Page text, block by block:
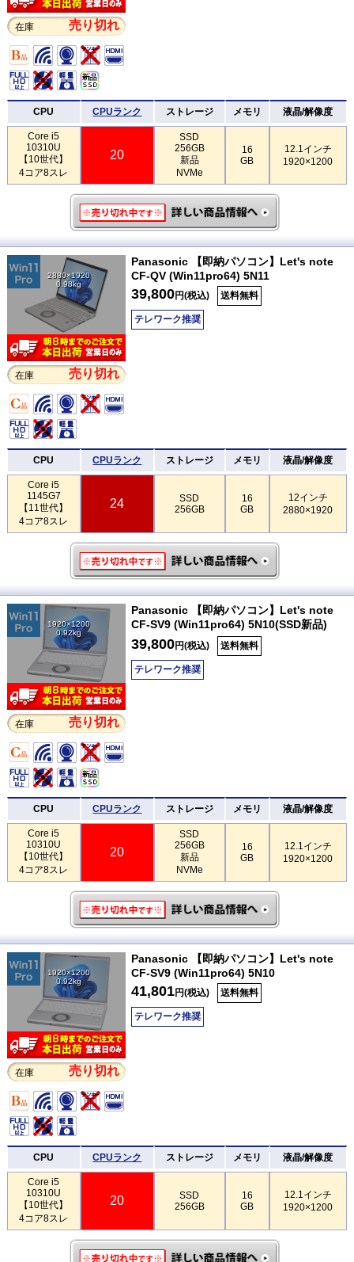
在庫 売り切れ
CPU CPUランク ストレージ メモリ 液晶/解像度
Core i5
10310U
【10世代】
4コア8スレ
20
SSD
256GB
新品
NVMe
16
GB
12.1インチ
1920×1200
2880×1920
0.98kg
在庫 売り切れ
Panasonic 【即納パソコン】Let's note
CF-QV (Win11pro64) 5N11
39,800円(税込) 送料無料
テレワーク推奨
CPU CPUランク ストレージ メモリ 液晶/解像度
Core i5
1145G7
【11世代】
4コア8スレ
24
SSD
256GB
16
GB
12インチ
2880×1920
1920×1200
0.92kg
在庫 売り切れ
Panasonic 【即納パソコン】Let's note
CF-SV9 (Win11pro64) 5N10(SSD新品)
39,800円(税込) 送料無料
テレワーク推奨
CPU CPUランク ストレージ メモリ 液晶/解像度
Core i5
10310U
【10世代】
4コア8スレ
20
SSD
256GB
新品
NVMe
16
GB
12.1インチ
1920×1200
1920×1200
0.92kg
在庫 売り切れ
Panasonic 【即納パソコン】Let's note
CF-SV9 (Win11pro64) 5N10
41,801円(税込) 送料無料
テレワーク推奨
CPU CPUランク ストレージ メモリ 液晶/解像度
Core i5
10310U
【10世代】
4コア8スレ
20
SSD
256GB
16
GB
12.1インチ
1920×1200